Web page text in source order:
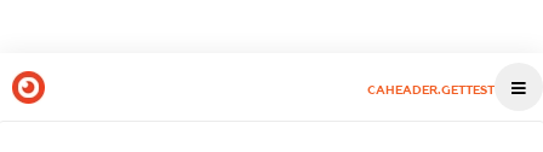
CAHEADER.GETTEST